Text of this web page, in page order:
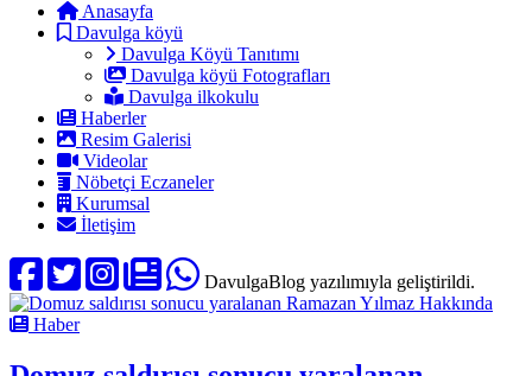
Anasayfa
Davulga köyü
Davulga Köyü Tanıtımı
Davulga köyü Fotografları
Davulga ilkokulu
Haberler
Resim Galerisi
Videolar
Nöbetçi Eczaneler
Kurumsal
İletişim
DavulgaBlog yazılımıyla geliştirildi.
Haber